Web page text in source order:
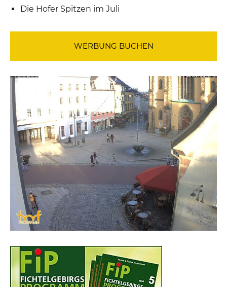
Die Hofer Spitzen im Juli
WERBUNG BUCHEN